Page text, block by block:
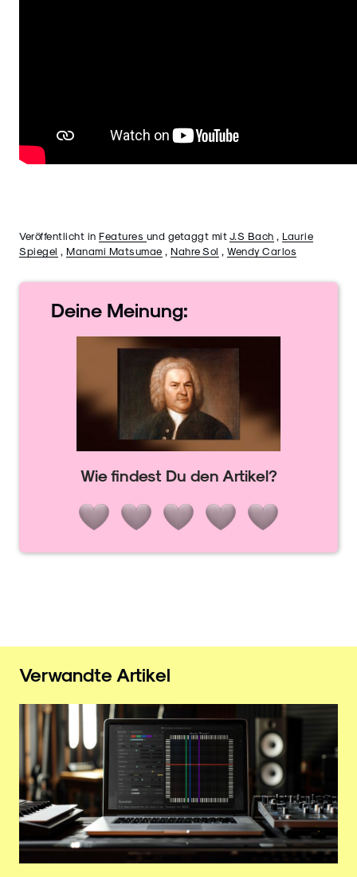
Veröffentlicht in Features und getaggt mit J.S Bach
Laurie
Spiegel
Manami Matsumae Nahre Sol Wendy Carlos
Deine Meinung:
Wie findest Du den Artikel?
Verwandte Artikel